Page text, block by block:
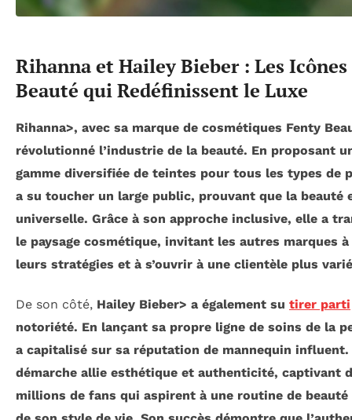
Rihanna et Hailey Bieber : Les Icônes
Beauté qui Redéfinissent le Luxe
Rihanna>, avec sa marque de cosmétiques Fenty
révolutionné l’industrie de la beauté. En proposant
gamme diversifiée de teintes pour tous les types de
a su toucher un large public, prouvant que la beauté
universelle. Grâce à son approche inclusive, elle a
le paysage cosmétique, invitant les autres marques à
leurs stratégies et à s’ouvrir à une clientèle plus
De son côté, Hailey Bieber> a également su tirer parti
notoriété. En lançant sa propre ligne de soins de la
a capitalisé sur sa réputation de mannequin influent.
démarche allie esthétique et authenticité, captivant
millions de fans qui aspirent à une routine de beauté